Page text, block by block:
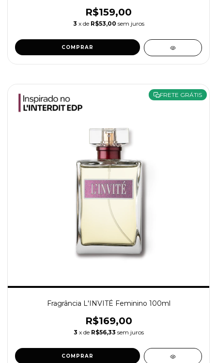
R$159,00
3 x de R$53,00 sem juros
COMPRAR
FRETE GRÁTIS
Fragrância L'INVITÉ Feminino 100ml
R$169,00
3 x de R$56,33 sem juros
COMPRAR